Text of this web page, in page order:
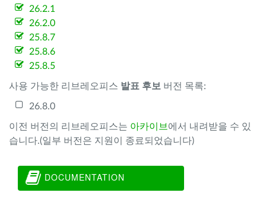
26.2.1
26.2.0
25.8.7
25.8.6
25.8.5
사용 가능한 리브레오피스 발표 후보 버전 목록:
26.8.0
이전 버전의 리브레오피스는 아카이브 에서 내려받을 수 있
습니다.(일부 버전은 지원이 종료되었습니다)
DOCUMENTATION